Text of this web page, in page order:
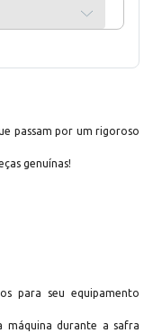
passam por um rigoroso
genuínas!
para seu equipamento
máquina durante a safra